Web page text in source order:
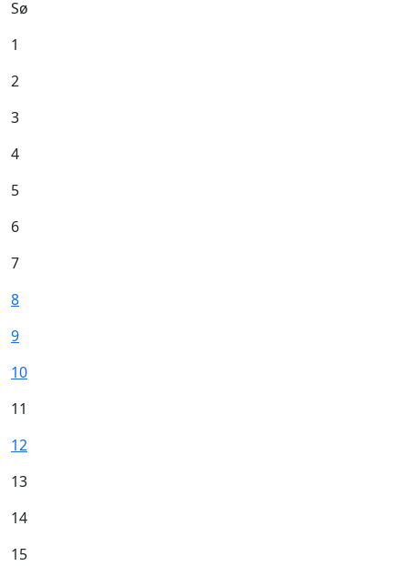
Sø
1
2
3
4
5
6
7
8
9
10
11
12
13
14
15